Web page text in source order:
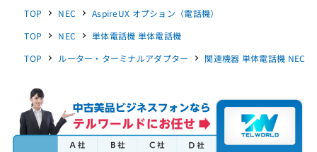
TOP NEC
AspireUX オプション（電話機）
TOP
NEC
単体電話機 単体電話機
TOP
ルーター・ターミナルアダプター 関連機器 単体電話機 NEC